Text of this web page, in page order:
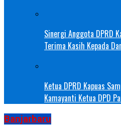
Sinergi Anggota DPRD
Terima Kasih Kepada
Ketua DPRD Kapuas
Kamayanti Ketua DPD
Banjarbaru